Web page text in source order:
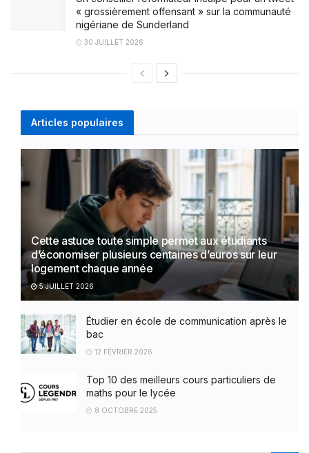
« grossièrement offensant » sur la communauté
nigériane de Sunderland
30 JUILLET 2026
Articles populaires
Cette astuce toute simple permet aux étudiants
d’économiser plusieurs centaines d’euros sur leur
logement chaque année
5 JUILLET 2026
Étudier en école de communication après le
bac
12 FÉVRIER 2026
Top 10 des meilleurs cours particuliers de
maths pour le lycée
8 OCTOBRE 2025